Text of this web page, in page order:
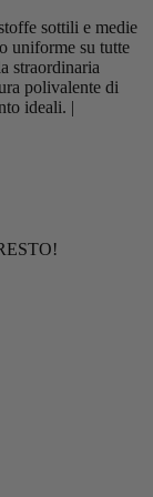
sottili e medie
uniforme su tutte
straordinaria
polivalente di
ideali. |